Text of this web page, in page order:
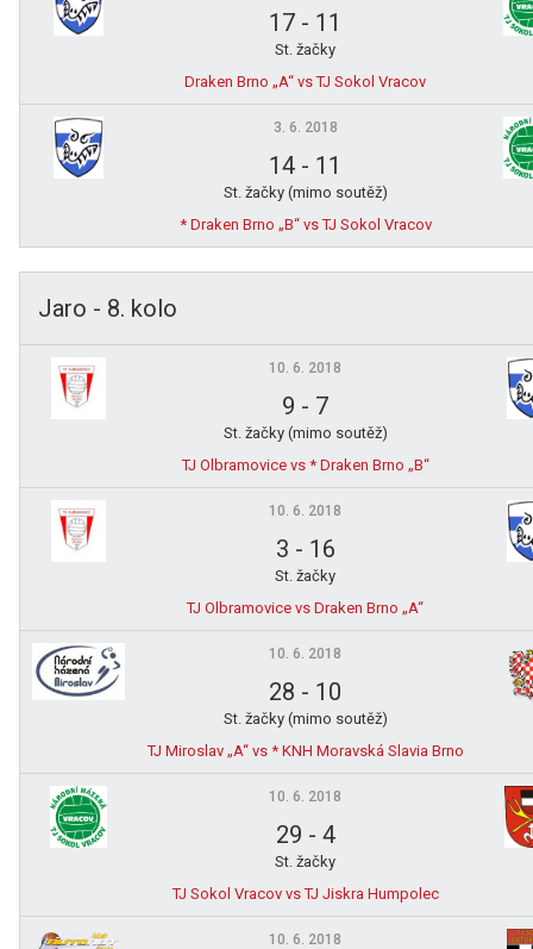
17 - 11
St. žačky
Draken Brno „A“ vs TJ Sokol Vracov
3. 6. 2018
14 - 11
St. žačky (mimo soutěž)
* Draken Brno „B“ vs TJ Sokol Vracov
Jaro - 8. kolo
10. 6. 2018
9 - 7
St. žačky (mimo soutěž)
TJ Olbramovice vs * Draken Brno „B“
10. 6. 2018
3 - 16
St. žačky
TJ Olbramovice vs Draken Brno „A“
10. 6. 2018
28 - 10
St. žačky (mimo soutěž)
TJ Miroslav „A“ vs * KNH Moravská Slavia Brno
10. 6. 2018
29 - 4
St. žačky
TJ Sokol Vracov vs TJ Jiskra Humpolec
10. 6. 2018